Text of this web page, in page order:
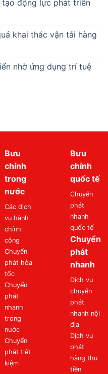
tạo động lực phát triển
khai thác vận tải hàng
nhờ ứng dụng trí tuệ
Bưu
chính
trong
nước
Các dịch
vụ hành
chính
công
Chuyển
phát hỏa
tốc
Chuyển
phát
nhanh
trong
nước
Chuyển
phát tiết
kiệm
Bưu
chính
quốc tế
Chuyển
phát
nhanh
quốc tế
Chuyển
phát
nhanh
Dịch vụ
chuyển
phát
nhanh nội
địa
Dịch vụ
phát
hàng thu
tiền